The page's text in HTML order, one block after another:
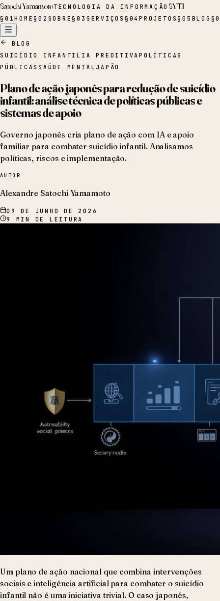
Satochi YamamotoTECNOLOGIA DA INFORMAÇÃOSYTI
§ 01HOME§02 SOBRE§03 SERVIÇOS § 04PROJETOS§05 BLOG §
BLOG
SUICÍDIO INFANTIL IA PREDITIVAPOLÍTICAS
PÚBLICASSAÚDE MENTALJAPÃO
Plano de ação japonês para redução de suicídio
infantil: análise técnica de políticas públicas e
sistemas de apoio
Governo japonês cria plano de ação com IA e apoio
familiar para combater suicídio infantil. Analisamos
políticas, riscos e implementação.
AUTOR
Alexandre Satochi Yamamoto
09 DE JUNHO DE 2026
9
MIN DE LEITURA
Um plano de ação nacional que combina intervenções
sociais e inteligência artificial para combater o suicídio
infantil não é uma iniciativa trivial. O caso japonês,